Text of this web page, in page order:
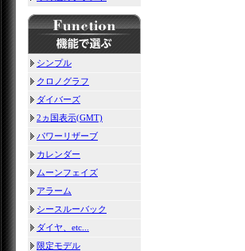
シンプル
クロノグラフ
ダイバーズ
2ヵ国表示(GMT)
パワーリザーブ
カレンダー
ムーンフェイズ
アラーム
シースルーバック
ダイヤ、etc...
限定モデル